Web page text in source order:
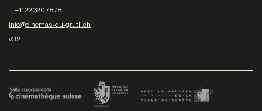
T +41 22 320 78 78
info@cinemas-du-grutli.ch
v3.2